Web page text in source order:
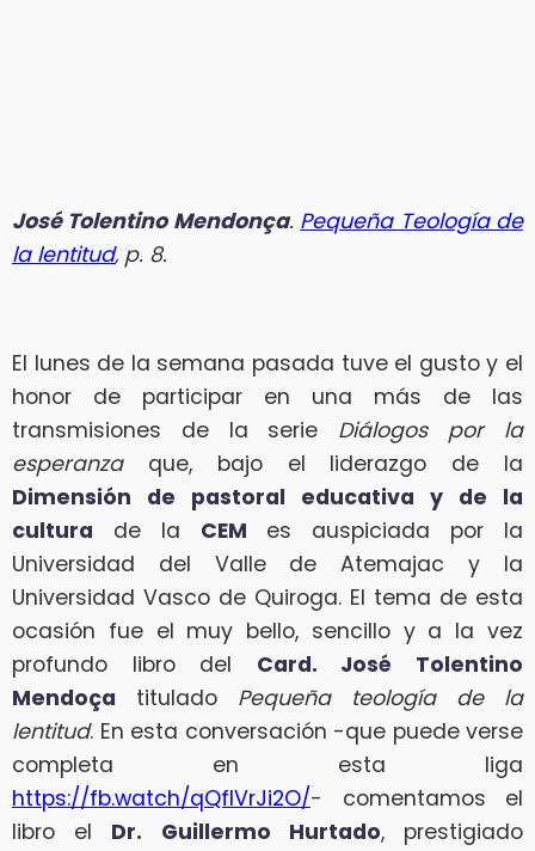
José Tolentino Mendonça. Pequeña Teología de
la lentitud, p. 8.
El lunes de la semana pasada tuve el gusto y el
honor de participar en una más de las
transmisiones de la serie Diálogos por la
esperanzaque, bajo el liderazgo de la
Dimensión de pastoral educativa y de la
cultura de la CEM es auspiciada por la
Universidad del Valle de Atemajac y la
Universidad Vasco de Quiroga. El tema de esta
ocasión fue el muy bello, sencillo y a la vez
profundo libro del Card. José Tolentino
Mendoça titulado Pequeña teología de la
lentitud. En esta conversación -que puede verse
completa en esta liga
https://fb.watch/qQflVrJi2O/- comentamos el
libro el Dr. Guillermo Hurtado, prestigiado